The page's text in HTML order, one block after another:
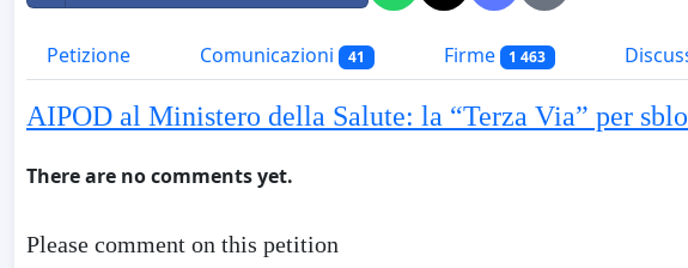
Petizione Comunicazioni 41 Firme 1 463
AIPOD al Ministero della Salute: la “Terza Via” per
There are no comments yet.
Please comment on this petition